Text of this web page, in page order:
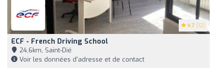
4.7 (12)
ECF - French Driving School
24,6km, Saint-Dié
Voir les données d'adresse et de contact